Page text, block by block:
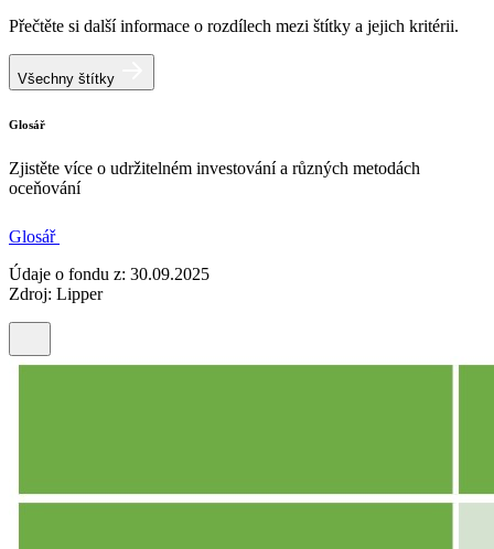
Přečtěte si další informace o rozdílech mezi štítky a jejich kritérii.
Všechny štítky
Glosář
Zjistěte více o udržitelném investování a různých metodách
oceňování
Glosář
Údaje o fondu z: 30.09.2025
Zdroj: Lipper